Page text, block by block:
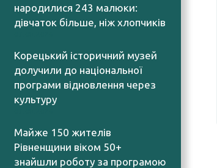
народилися 243 малюки:
дівчаток більше, ніж хлопчиків
Корецький історичний музей
долучили до національної
програми відновлення через
культуру
Майже 150 жителів
Рівненщини віком 50+
знайшли роботу за програмою